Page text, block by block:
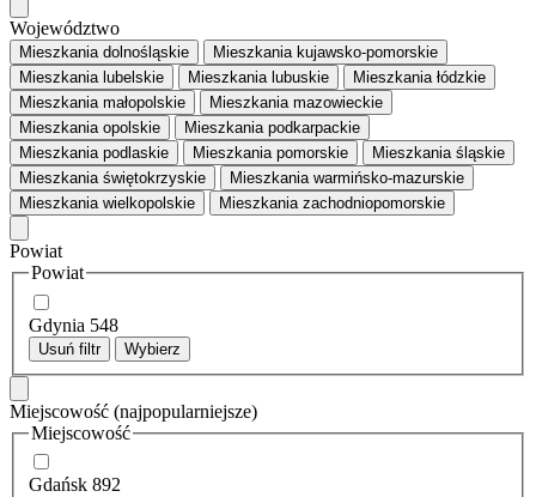
Województwo
Mieszkania dolnośląskie
Mieszkania kujawsko-pomorskie
Mieszkania lubelskie
Mieszkania lubuskie
Mieszkania łódzkie
Mieszkania małopolskie
Mieszkania mazowieckie
Mieszkania opolskie
Mieszkania podkarpackie
Mieszkania podlaskie
Mieszkania pomorskie
Mieszkania śląskie
Mieszkania świętokrzyskie
Mieszkania warmińsko-mazurskie
Mieszkania wielkopolskie
Mieszkania zachodniopomorskie
Powiat
Powiat
Gdynia 548
Usuń filtr Wybierz
Miejscowość (najpopularniejsze)
Miejscowość
Gdańsk 892